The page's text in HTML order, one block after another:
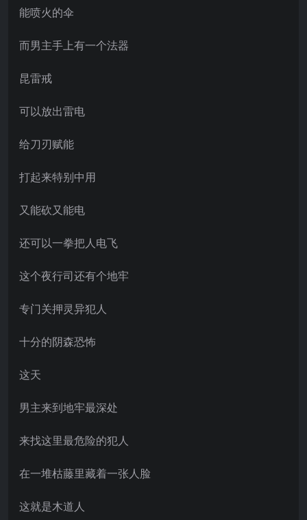
能喷火的伞
而男主手上有一个法器
昆雷戒
可以放出雷电
给刀刃赋能
打起来特别中用
又能砍又能电
还可以一拳把人电飞
这个夜行司还有个地牢
专门关押灵异犯人
十分的阴森恐怖
这天
男主来到地牢最深处
来找这里最危险的犯人
在一堆枯藤里藏着一张人脸
这就是木道人